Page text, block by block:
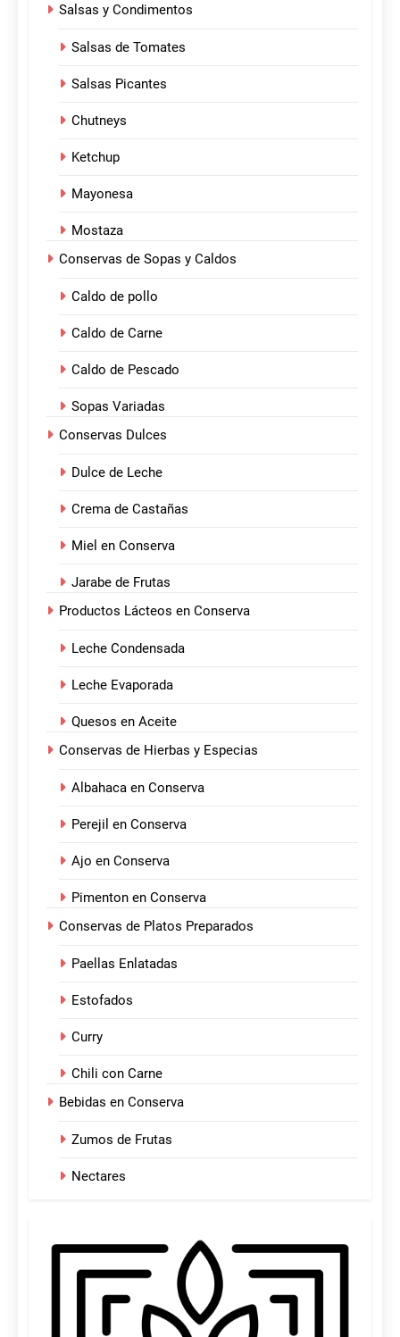
Salsas y Condimentos
Salsas de Tomates
Salsas Picantes
Chutneys
Ketchup
Mayonesa
Mostaza
Conservas de Sopas y Caldos
Caldo de pollo
Caldo de Carne
Caldo de Pescado
Sopas Variadas
Conservas Dulces
Dulce de Leche
Crema de Castañas
Miel en Conserva
Jarabe de Frutas
Productos Lácteos en Conserva
Leche Condensada
Leche Evaporada
Quesos en Aceite
Conservas de Hierbas y Especias
Albahaca en Conserva
Perejil en Conserva
Ajo en Conserva
Pimenton en Conserva
Conservas de Platos Preparados
Paellas Enlatadas
Estofados
Curry
Chili con Carne
Bebidas en Conserva
Zumos de Frutas
Nectares